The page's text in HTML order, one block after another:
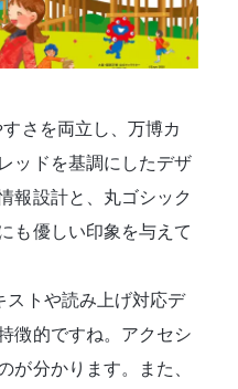
さを両立し、万博カ
ッドを基調にしたデザ
報設計と、丸ゴシック
も優しい印象を与えて
ストや読み上げ対応デ
徴的ですね。アクセシ
が分かります。また、